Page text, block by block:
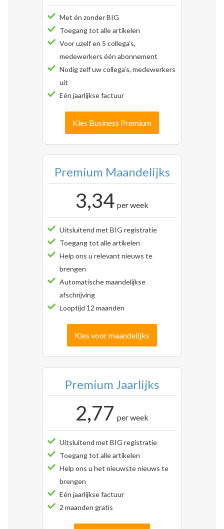
Met én zonder BIG
Toegang tot alle artikelen
Voor uzelf en 5 collega’s,
medewerkers één abonnement
Nodig zelf uw collega’s, medewerkers
uit
Eén jaarlijkse factuur
Kies Business Premium
Premium Maandelijks
3,34 per week
Uitsluitend met BIG registratie
Toegang tot alle artikelen
Help ons u relevant nieuws te
brengen
Automatische maandelijkse
afschrijving
Looptijd 12 maanden
Kies voor maandelijks
Premium Jaarlijks
2,77 per week
Uitsluitend met BIG registratie
Toegang tot alle artikelen
Help ons u het nieuwste nieuws te
brengen
Eén jaarlijkse factuur
2 maanden gratis